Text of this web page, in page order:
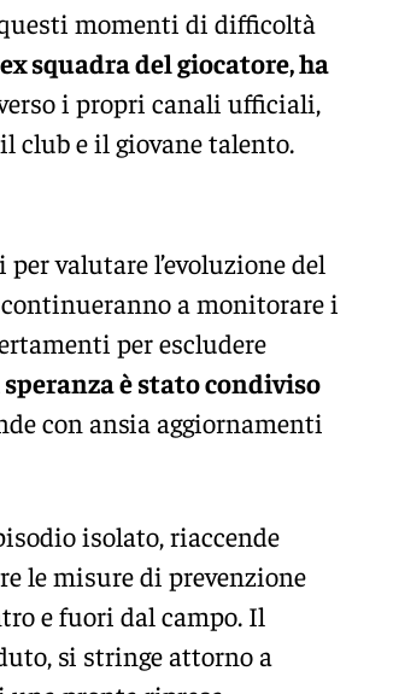
momenti di difficoltà
squadra del giocatore, ha
i propri canali ufficiali,
club e il giovane talento.
valutare l’evoluzione del
a monitorare i
per escludere
è stato condiviso
con ansia aggiornamenti
isolato, riaccende
le misure di prevenzione
e fuori dal campo. Il
si stringe attorno a